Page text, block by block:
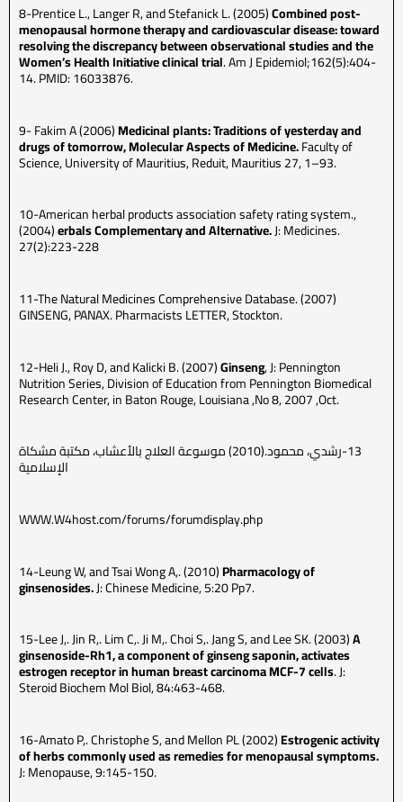
8-Prentice L., Langer R, and Stefanick L. (2005)Combined post-
menopausal hormone therapy and cardiovascular disease: toward
resolving the discrepancy between observational studies and the
Women’s Health Initiative clinical trial. Am J Epidemiol;162(5):404-
14. PMID: 16033876.
9- Fakim A (2006)Medicinal plants: Traditions of yesterday and
drugs of tomorrow, Molecular Aspects of Medicine.Faculty of
Science, University of Mauritius, Reduit, Mauritius 27, 1–93.
10-American herbal products association safety rating system.,
(2004)erbals Complementary and Alternative.J: Medicines.
27(2):223-228
11-The Natural Medicines Comprehensive Database. (2007)
GINSENG, PANAX. Pharmacists LETTER, Stockton.
12-Heli J., Roy D, and Kalicki B. (2007)Ginseng, J: Pennington
Nutrition Series, Division of Education from Pennington Biomedical
Research Center, in Baton Rouge, Louisiana ,No 8, 2007 ,Oct.
13-رشدي، محمود.(2010) موسوعة العلاج بالأعشاب، مكتبة مشكاة
الإسلامية
WWW.W4host.com/forums/forumdisplay.php
14-Leung W, and Tsai Wong A,. (2010)Pharmacology of
ginsenosides.J: Chinese Medicine, 5:20 Pp7.
15-Lee J,. Jin R,. Lim C,. Ji M,. Choi S,. Jang S, and Lee SK. (2003)A
ginsenoside-Rh1, a component of ginseng saponin, activates
estrogen receptor in human breast carcinoma MCF-7 cells. J:
Steroid Biochem Mol Biol, 84:463-468.
16-Amato P,. Christophe S, and Mellon PL (2002)Estrogenic activity
of herbs commonly used as remedies for menopausal symptoms.
J: Menopause, 9:145-150.